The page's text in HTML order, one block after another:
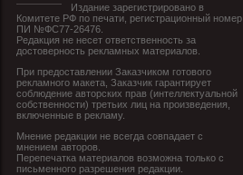
Издание зарегистрировано в
Комитете РФ по печати, регистрационный номер
ПИ №ФС77-26476.
Редакция не несет ответственность за
достоверность рекламных материалов.
При предоставлении Заказчиком готового
рекламного макета, Заказчик гарантирует
соблюдение авторских прав (интеллектуальной
собственности) третьих лиц на произведения,
включенные в рекламу.
Мнение редакции не всегда совпадает с
мнением авторов.
Перепечатка материалов возможна только с
письменного разрешения редакции.